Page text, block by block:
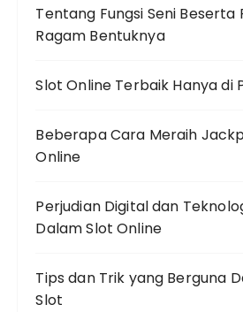
Tentang Fungsi Seni
Ragam Bentuknya
Slot Online Terbaik Hanya di
Beberapa Cara Meraih
Online
Perjudian Digital dan
Dalam Slot Online
Tips dan Trik yang Berguna
Slot